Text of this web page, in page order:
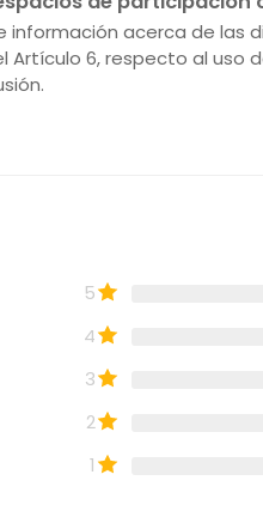
información acerca de las
6, respecto al uso
5
4
3
2
1